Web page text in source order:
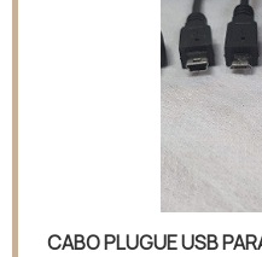
CABO PLUGUE USB